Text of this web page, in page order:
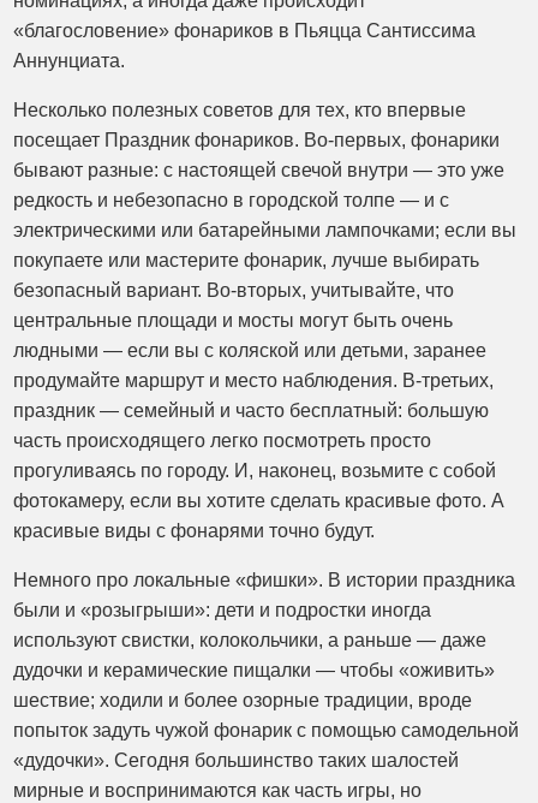
«благословение» фонариков в Пьяцца Сантиссима
Аннунциата.
Несколько полезных советов для тех, кто впервые
посещает Праздник фонариков. Во-первых, фонарики
бывают разные: с настоящей свечой внутри — это уже
редкость и небезопасно в городской толпе — и с
электрическими или батарейными лампочками; если вы
покупаете или мастерите фонарик, лучше выбирать
безопасный вариант. Во-вторых, учитывайте, что
центральные площади и мосты могут быть очень
людными — если вы с коляской или детьми, заранее
продумайте маршрут и место наблюдения. В-третьих,
праздник — семейный и часто бесплатный: большую
часть происходящего легко посмотреть просто
прогуливаясь по городу. И, наконец, возьмите с собой
фотокамеру, если вы хотите сделать красивые фото. А
красивые виды с фонарями точно будут.
Немного про локальные «фишки». В истории праздника
были и «розыгрыши»: дети и подростки иногда
используют свистки, колокольчики, а раньше — даже
дудочки и керамические пищалки — чтобы «оживить»
шествие; ходили и более озорные традиции, вроде
попыток задуть чужой фонарик с помощью самодельной
«дудочки». Сегодня большинство таких шалостей
мирные и воспринимаются как часть игры, но